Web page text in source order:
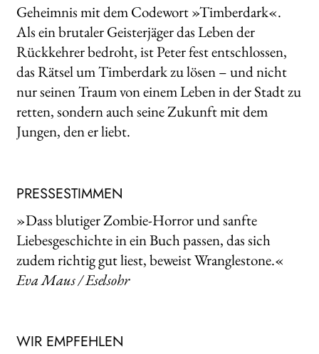
Geheimnis mit dem Codewort »Timberdark«.
Als ein brutaler Geisterjäger das Leben der
Rückkehrer bedroht, ist Peter fest entschlossen,
das Rätsel um Timberdark zu lösen – und nicht
nur seinen Traum von einem Leben in der Stadt zu
retten, sondern auch seine Zukunft mit dem
Jungen, den er liebt.
PRESSESTIMMEN
»Dass blutiger Zombie-Horror und sanfte
Liebesgeschichte in ein Buch passen, das sich
zudem richtig gut liest, beweist Wranglestone.«
Eva Maus / Eselsohr
WIR EMPFEHLEN